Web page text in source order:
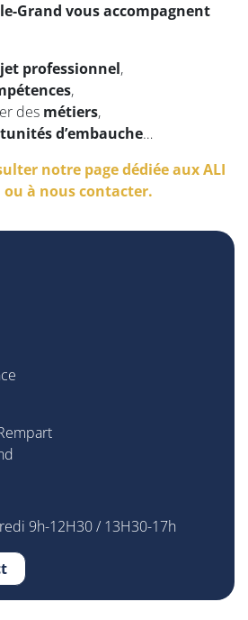
Grand vous accompagnent
professionnel,
,
des métiers,
d’embauche…
notre page dédiée aux ALI
à nous contacter.
9h-12H30 / 13H30-17h